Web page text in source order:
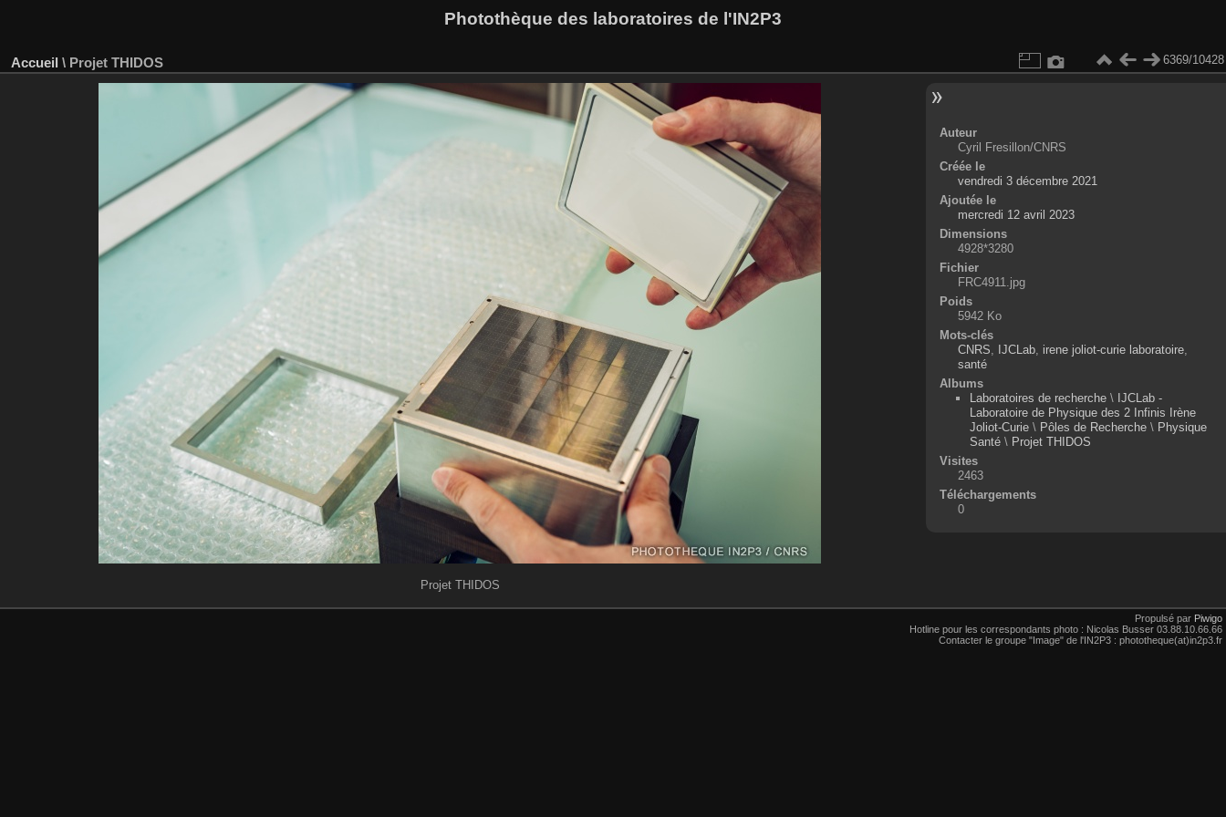
Photothèque des laboratoires de l'IN2P3
Accueil \ Projet THIDOS 6369/10428
Projet THIDOS
Auteur
Cyril Fresillon/CNRS
Créée le
vendredi 3 décembre 2021
Ajoutée le
mercredi 12 avril 2023
Dimensions
4928*3280
Fichier
FRC4911.jpg
Poids
5942 Ko
Mots-clés
CNRS
IJCLab, irene joliot-curie laboratoire,
santé
Albums
Laboratoires de recherche\ IJCLab -
Laboratoire de Physique des 2 Infinis Irène
Joliot-Curie\ Pôles de Recherche\ Physique
Santé\ Projet THIDOS
Visites
2463
Téléchargements
0
Propulsé par Piwigo
Hotline pour les correspondants photo : Nicolas Busser 03.88.10.66.66
Contacter le groupe "Image" de l'IN2P3 : phototheque(at)in2p3.fr